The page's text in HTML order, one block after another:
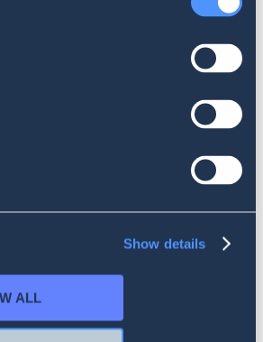
Show details
ALL
wiedzieć
funkcje i